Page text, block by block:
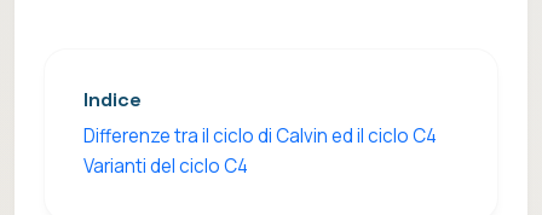
Indice
Differenze tra il ciclo di Calvin ed il ciclo C4
Varianti del ciclo C4